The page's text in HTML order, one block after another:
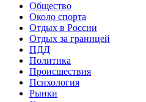
Общество
Около спорта
Отдых в России
Отдых за границей
ПДД
Политика
Происшествия
Психология
Рынки